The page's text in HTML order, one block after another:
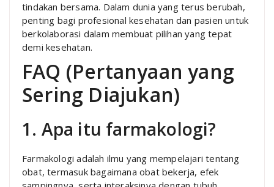
tindakan bersama. Dalam dunia yang terus berubah,
penting bagi profesional kesehatan dan pasien untuk
berkolaborasi dalam membuat pilihan yang tepat
demi kesehatan.
FAQ (Pertanyaan yang
Sering Diajukan)
1. Apa itu farmakologi?
Farmakologi adalah ilmu yang mempelajari tentang
obat, termasuk bagaimana obat bekerja, efek